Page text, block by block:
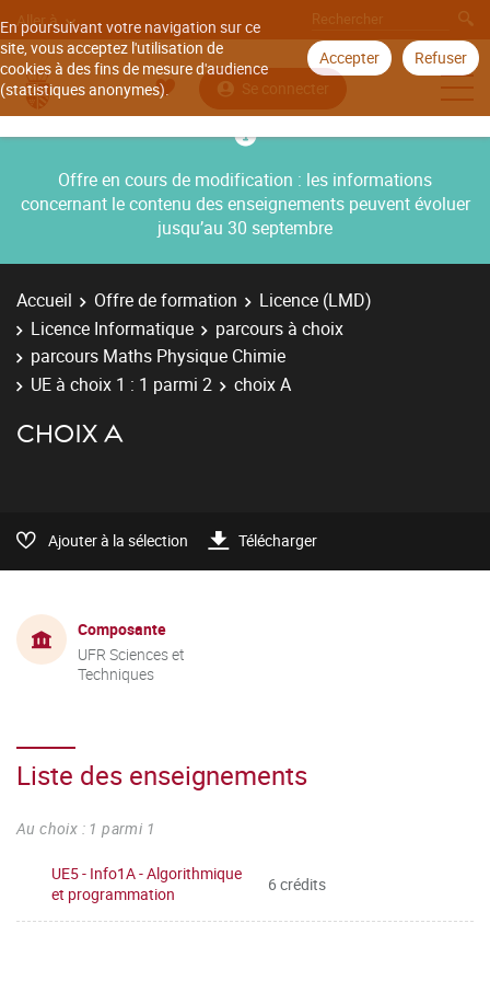
En poursuivant votre navigation sur ce
site, vous acceptez l'utilisation de
cookies à des fins de mesure d'audience
(statistiques anonymes).
Accepter Refuser
Aller à
Se connecter
Offre en cours de modification : les informations
concernant le contenu des enseignements peuvent évoluer
jusqu’au 30 septembre
Accueil Offre de formation
Licence (LMD)
Licence Informatique
parcours à choix
parcours Maths Physique Chimie
UE à choix 1 : 1 parmi 2
choix A
CHOIX A
Ajouter à la sélection Télécharger
Composante
UFR Sciences et
Techniques
Liste des enseignements
Au choix : 1 parmi 1
UE5 - Info1A - Algorithmique
et programmation
6 crédits